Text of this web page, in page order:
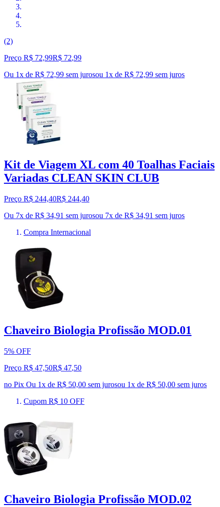
(2)
Preço R$ 72,99R$ 72,99
Ou 1x de R$ 72,99 sem jurosou 1x de R$ 72,99 sem juros
Kit de Viagem XL com 40 Toalhas Faciais
Variadas CLEAN SKIN CLUB
Preço R$ 244,40R$ 244,40
Ou 7x de R$ 34,91 sem jurosou 7x de R$ 34,91 sem juros
Compra Internacional
Chaveiro Biologia Profissão MOD.01
5% OFF
Preço R$ 47,50R$ 47,50
no Pix Ou 1x de R$ 50,00 sem jurosou 1x de R$ 50,00 sem juros
Cupom R$ 10 OFF
Chaveiro Biologia Profissão MOD.02